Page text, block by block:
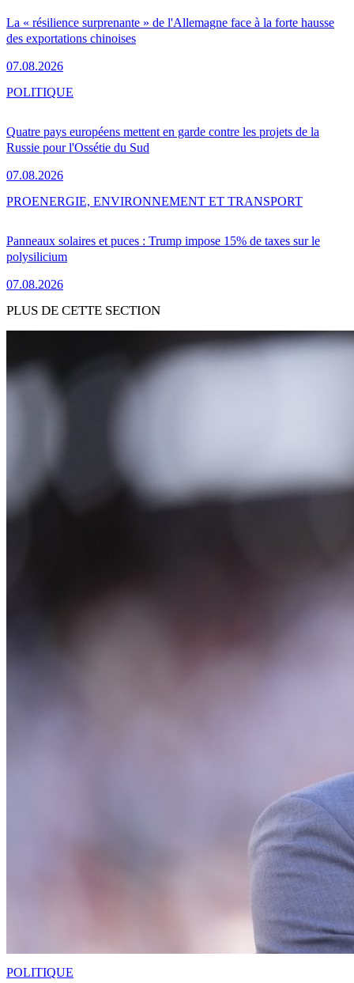
La « résilience surprenante » de l'Allemagne face à la forte hausse
des exportations chinoises
07.08.2026
Quatre pays européens mettent en garde contre les projets de la
Russie pour l'Ossétie du Sud
07.08.2026
POLITIQUE
Panneaux solaires et puces : Trump impose 15% de taxes sur le
polysilicium
07.08.2026
PROENERGIE, ENVIRONNEMENT ET TRANSPORT
PLUS DE CETTE SECTION
POLITIQUE